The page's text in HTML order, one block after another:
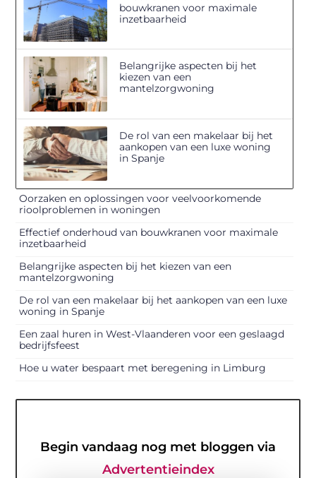
bouwkranen voor maximale
inzetbaarheid
Belangrijke aspecten bij het
kiezen van een
mantelzorgwoning
De rol van een makelaar bij het
aankopen van een luxe woning
in Spanje
Oorzaken en oplossingen voor veelvoorkomende
rioolproblemen in woningen
Effectief onderhoud van bouwkranen voor maximale
inzetbaarheid
Belangrijke aspecten bij het kiezen van een
mantelzorgwoning
De rol van een makelaar bij het aankopen van een luxe
woning in Spanje
Een zaal huren in West-Vlaanderen voor een geslaagd
bedrijfsfeest
Hoe u water bespaart met beregening in Limburg
Begin vandaag nog met bloggen via
Advertentieindex